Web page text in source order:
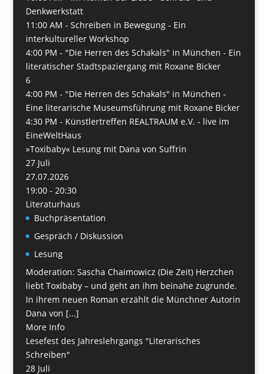
Denkwerkstatt
11:00 AM - Schreiben in Bewegung - Ein
interkultureller Workshop
4:00 PM - "Die Herren des Schakals" in München - Ein
literatischer Stadtspaziergang mit Roxane Bicker
6
4:00 PM - "Die Herren des Schakals" in München -
Eine literarische Museumsführung mit Roxane Bicker
4:30 PM - Künstlertreffen REALTRAUM e.V. - live im
EineWeltHaus
»Toxibaby« Lesung mit Dana von Suffrin
27 Juli
27.07.2026
19:00 - 20:30
Literaturhaus
Buchpräsentation
Gespräch / Diskussion
Lesung
Moderation: Sascha Chaimowicz (Die Zeit) Herzchen
liebt Toxibaby – und geht an ihm beinahe zugrunde.
In ihrem neuen Roman erzählt die Münchner Autorin
Dana von [...]
More Info
Lesefest des Jahreslehrgangs "Literarisches
Schreiben"
28 Juli